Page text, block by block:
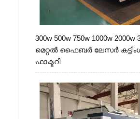
300w 500w 750w 1000w 2000w
മെറ്റൽ ഫൈബർ ലേസർ
ഫാക്ടറി